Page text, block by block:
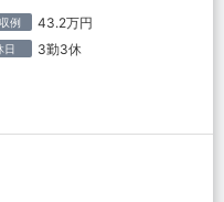
例 43.2万円
日 3勤3休